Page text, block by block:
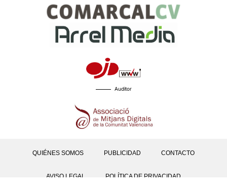
Auditor
QUIÉNES SOMOS PUBLICIDAD CONTACTO
AVISO LEGAL POLÍTICA DE PRIVACIDAD